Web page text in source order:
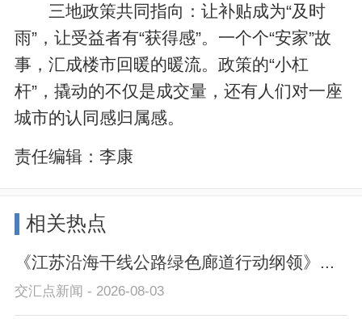
三地政策共同指向：让补贴成为“及时
雨”，让受益者有“获得感”。一个个“安家”故
事，汇成楼市回暖的暖流。政策的“小杠
杆”，撬动的不仅是成交量，还有人们对一座
城市的认同感归属感。
责任编辑：李康
相关热点
《江苏沿海干线公路绿色廊道行动纲领》...
交汇点新闻 - 2026-08-03